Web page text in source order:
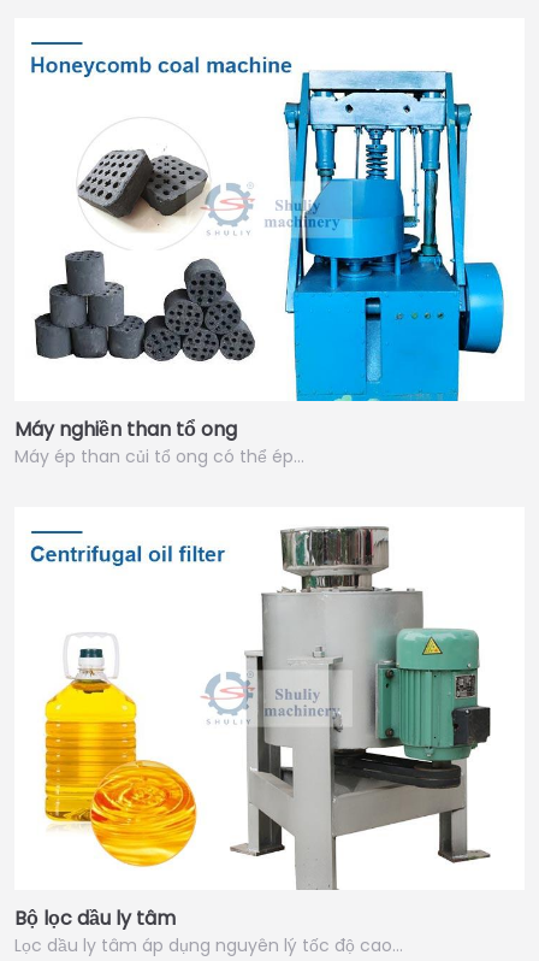
Máy nghiền than tổ ong
Máy ép than củi tổ ong có thể ép…
Bộ lọc dầu ly tâm
Lọc dầu ly tâm áp dụng nguyên lý tốc độ cao…